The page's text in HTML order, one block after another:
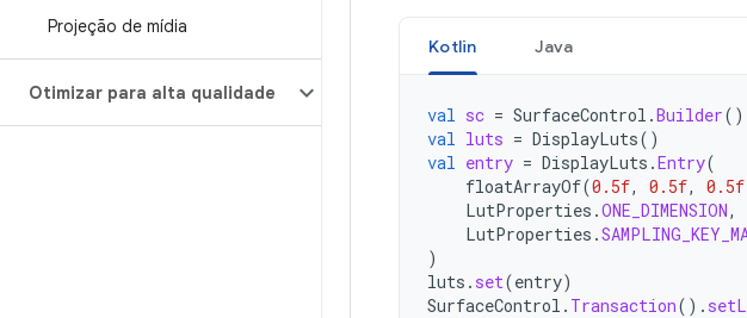
Projeção de mídia
Otimizar para alta qualidade
Kotlin Java
val sc = SurfaceControl .Builder
val luts = DisplayLuts()
val entry = DisplayLuts .Entry(
floatArrayOf(0.5f, 0.5f, 0.5f
LutProperties .ONE_DIMENSION,
LutProperties .
)
luts . set(entry)
SurfaceControl . Transaction().